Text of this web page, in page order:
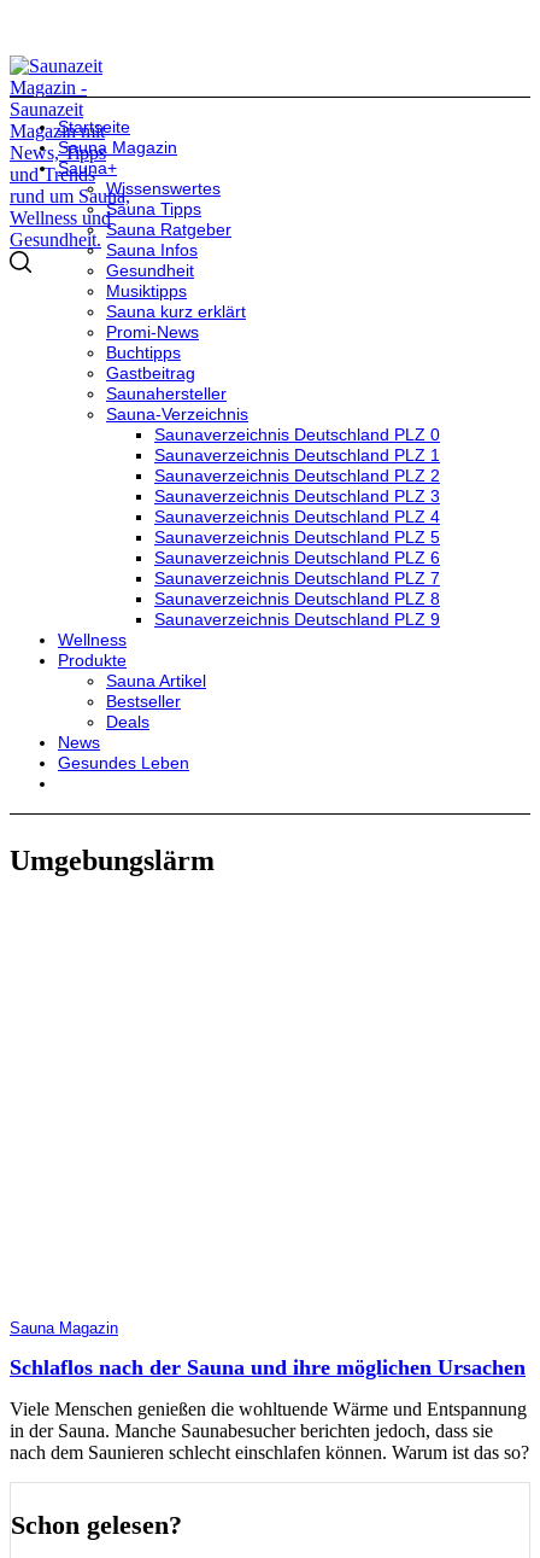
Startseite
Sauna Magazin
Sauna+
Wissenswertes
Sauna Tipps
Sauna Ratgeber
Sauna Infos
Gesundheit
Musiktipps
Sauna kurz erklärt
Promi-News
Buchtipps
Gastbeitrag
Saunahersteller
Sauna-Verzeichnis
Saunaverzeichnis Deutschland PLZ 0
Saunaverzeichnis Deutschland PLZ 1
Saunaverzeichnis Deutschland PLZ 2
Saunaverzeichnis Deutschland PLZ 3
Saunaverzeichnis Deutschland PLZ 4
Saunaverzeichnis Deutschland PLZ 5
Saunaverzeichnis Deutschland PLZ 6
Saunaverzeichnis Deutschland PLZ 7
Saunaverzeichnis Deutschland PLZ 8
Saunaverzeichnis Deutschland PLZ 9
Wellness
Produkte
Sauna Artikel
Bestseller
Deals
News
Gesundes Leben
Umgebungslärm
Sauna Magazin
Schlaflos nach der Sauna und ihre möglichen Ursachen
Viele Menschen genießen die wohltuende Wärme und Entspannung
in der Sauna. Manche Saunabesucher berichten jedoch, dass sie
nach dem Saunieren schlecht einschlafen können. Warum ist das so?
Schon gelesen?